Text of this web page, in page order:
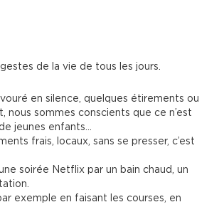
de la vie de tous les jours.
en silence, quelques étirements ou
nous sommes conscients que ce n’est
jeunes enfants…
frais, locaux, sans se presser, c’est
soirée Netflix par un bain chaud, un
exemple en faisant les courses, en